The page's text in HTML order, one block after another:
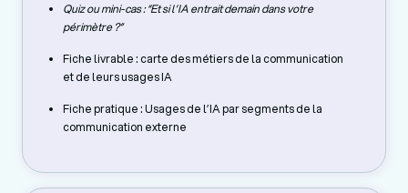
Quiz ou mini-cas : “Et si l’IA entrait demain dans votre
périmètre ?”
Fiche livrable : carte des métiers de la communication
et de leurs usages IA
Fiche pratique : Usages de l’IA par segments de la
communication externe